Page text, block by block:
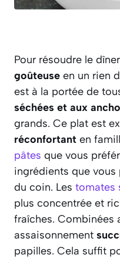
Pour résoudre le
goûteuse en un rien
est à la portée de
séchées et aux
grands. Ce plat est
réconfortant en
pâtes que vous
ingrédients que vous
du coin. Les tomates
plus concentrée et
fraîches. Combinées
assaisonnement
papilles. Cela suffit